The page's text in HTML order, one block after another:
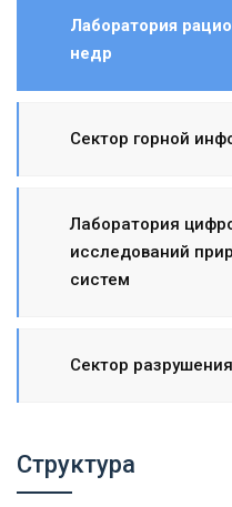
Лаборатория
недр
Сектор горной
Лаборатория
исследований
систем
Cектор
Структура